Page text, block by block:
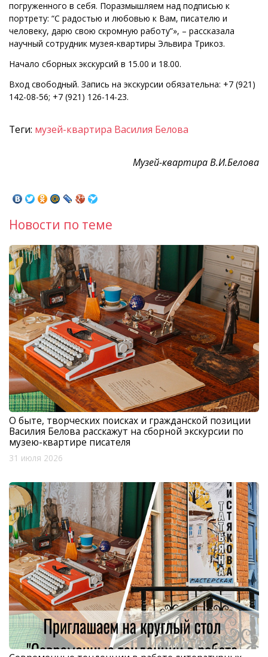
погруженного в себя. Поразмышляем над подписью к
портрету: “С радостью и любовью к Вам, писателю и
человеку, дарю свою скромную работу”», – рассказала
научный сотрудник музея-квартиры Эльвира Трикоз.
Начало сборных экскурсий в 15.00 и 18.00.
Вход свободный. Запись на экскурсии обязательна: +7 (921)
142-08-56; +7 (921) 126-14-23.
Теги: музей-квартира Василия Белова
Музей-квартира В.И.Белова
Новости по теме
О быте, творческих поисках и гражданской позиции
Василия Белова расскажут на сборной экскурсии по
музею-квартире писателя
31 июля 2026